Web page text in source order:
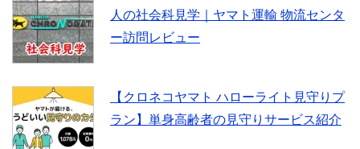
人の社会科見学｜ヤマト運輸 物流センタ
ー訪問レビュー
【クロネコヤマト ハローライト見守りプ
ラン】単身高齢者の見守りサービス紹介